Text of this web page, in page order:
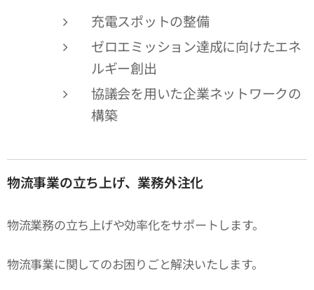
充電スポットの整備
ゼロエミッション達成に向けたエネ
ルギー創出
協議会を用いた企業ネットワークの
構築
物流事業の立ち上げ、業務外注化
物流業務の立ち上げや効率化をサポートします。
物流事業に関してのお困りごと解決いたします。